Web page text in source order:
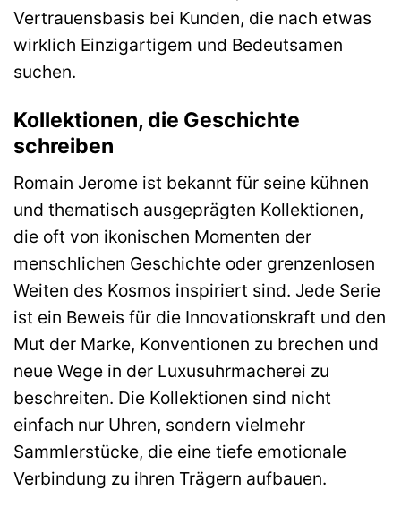
Vertrauensbasis bei Kunden, die nach etwas
wirklich Einzigartigem und Bedeutsamen
suchen.
Kollektionen, die Geschichte
schreiben
Romain Jerome ist bekannt für seine kühnen
und thematisch ausgeprägten Kollektionen,
die oft von ikonischen Momenten der
menschlichen Geschichte oder grenzenlosen
Weiten des Kosmos inspiriert sind. Jede Serie
ist ein Beweis für die Innovationskraft und den
Mut der Marke, Konventionen zu brechen und
neue Wege in der Luxusuhrmacherei zu
beschreiten. Die Kollektionen sind nicht
einfach nur Uhren, sondern vielmehr
Sammlerstücke, die eine tiefe emotionale
Verbindung zu ihren Trägern aufbauen.